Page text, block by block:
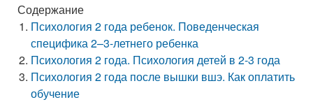
Содержание
Психология 2 года ребенок. Поведенческая
специфика 2–3-летнего ребенка
Психология 2 года. Психология детей в 2-3 года
Психология 2 года после вышки вшэ. Как оплатить
обучение